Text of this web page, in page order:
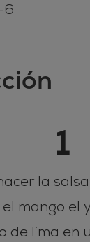
6
1
la
mango el
de lima en